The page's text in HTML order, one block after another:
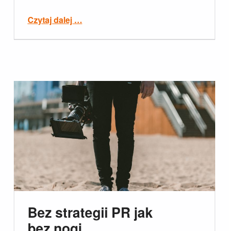
Czytaj dalej …
Bez strategii PR jak